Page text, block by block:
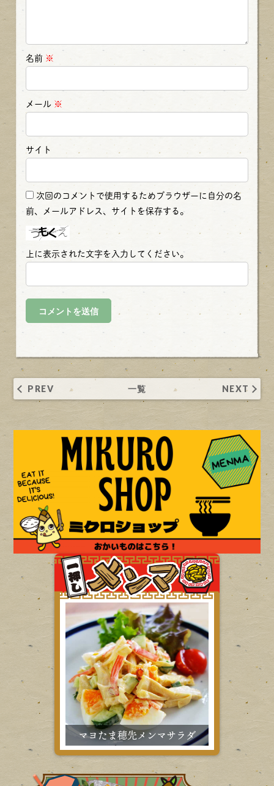
名前 ※
メール ※
サイト
次回のコメントで使用するためブラウザーに自分の名
前、メールアドレス、サイトを保存する。
上に表示された文字を入力してください。
PREV 一覧 NEXT
マヨたま穂先メンマサラダ